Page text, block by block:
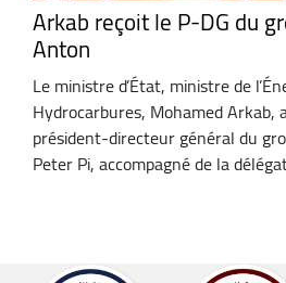
Arkab reçoit le P-DG du
Anton
Le ministre d’État, ministre de
Hydrocarbures, Mohamed Arkab,
président-directeur général du
Peter Pi, accompagné de la